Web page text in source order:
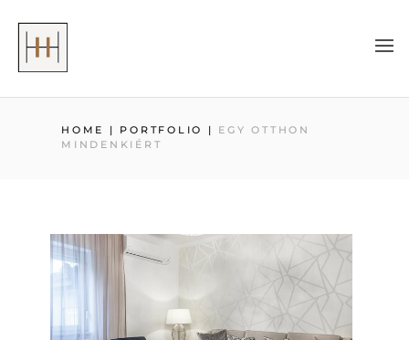
HOME | PORTFOLIO | EGY OTTHON
MINDENKIÉRT